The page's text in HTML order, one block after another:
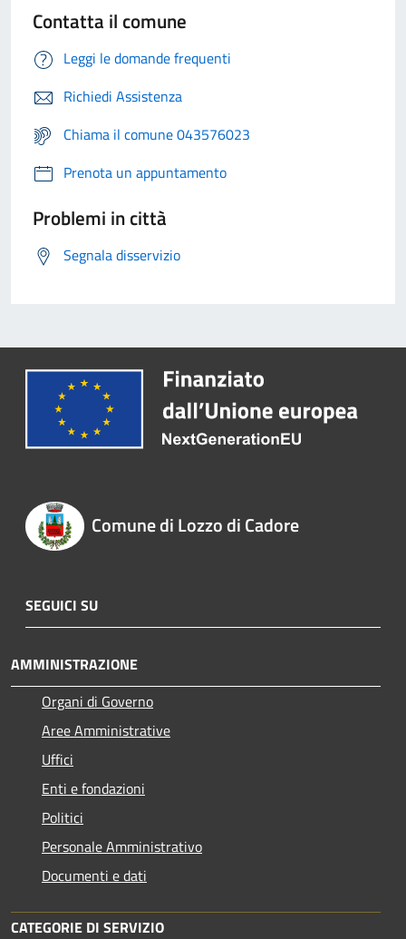
Contatta il comune
Leggi le domande frequenti
Richiedi Assistenza
Chiama il comune 043576023
Prenota un appuntamento
Problemi in città
Segnala disservizio
Comune di Lozzo di Cadore
SEGUICI SU
AMMINISTRAZIONE
Organi di Governo
Aree Amministrative
Uffici
Enti e fondazioni
Politici
Personale Amministrativo
Documenti e dati
CATEGORIE DI SERVIZIO